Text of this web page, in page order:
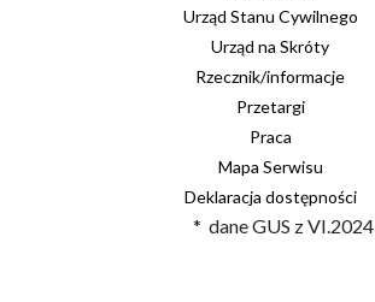
Urząd Stanu Cywilnego
Urząd na Skróty
Rzecznik/informacje
Przetargi
Praca
Mapa Serwisu
Deklaracja dostępności
* dane GUS z VI.2024